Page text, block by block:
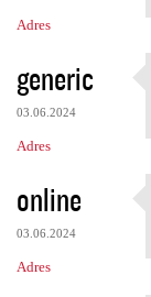
Adres
generic
03.06.2024
Adres
online
03.06.2024
Adres